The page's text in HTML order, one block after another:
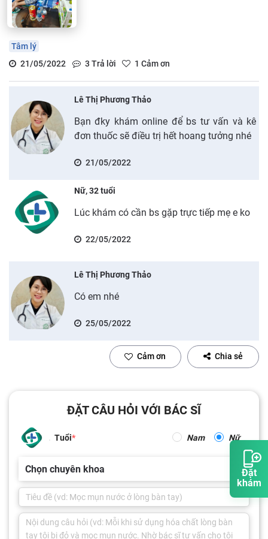
Đặt
khám
Tâm lý
21/05/2022
3 Trả lời 1 Cảm ơn
Lê Thị Phương Thảo
Bạn đky khám online để bs tư vấn và kê
đơn thuốc sẽ điều trị hết hoang tưởng nhé
21/05/2022
Nữ, 32 tuổi
Lúc khám có cần bs gặp trực tiếp mẹ e ko
22/05/2022
Lê Thị Phương Thảo
Có em nhé
25/05/2022
Cảm ơn Chia sẻ
ĐẶT CÂU HỎI VỚI BÁC SĨ
Tuổi Nam Nữ
Chọn chuyên khoa